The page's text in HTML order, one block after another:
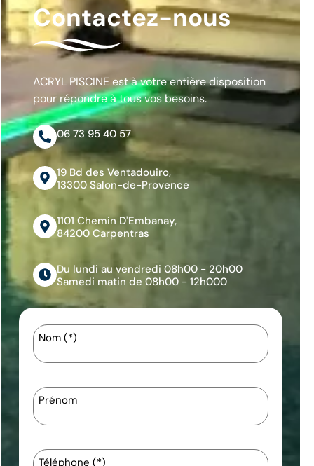
Contactez-nous
ACRYL PISCINE est à votre entière disposition
pour répondre à tous vos besoins.
06 73 95 40 57
19 Bd des Ventadouiro,
13300 Salon-de-Provence
1101 Chemin D'Embanay,
84200 Carpentras
Du lundi au vendredi 08h00 - 20h00
Samedi matin de 08h00 - 12h000
Nom (*)
Prénom
Téléphone (*)